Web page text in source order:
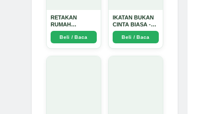
RETAKAN
RUMAH
TANGGA:
Sebuah
Perjalanan
Beli / Baca
IKATAN BUKAN
CINTA BIASA -
Arda Dinata
Beli / Baca